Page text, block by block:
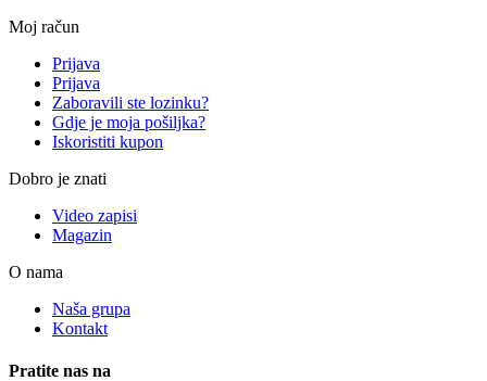
Moj račun
Prijava
Prijava
Zaboravili ste lozinku?
Gdje je moja pošiljka?
Iskoristiti kupon
Dobro je znati
Video zapisi
Magazin
O nama
Naša grupa
Kontakt
Pratite nas na